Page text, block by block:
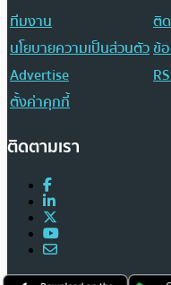
ทีมงาน
ติ
นโยบายความเป็นส่วนตัวข้
Advertise
ตั้งค่าคุกกี้
ติดตามเรา